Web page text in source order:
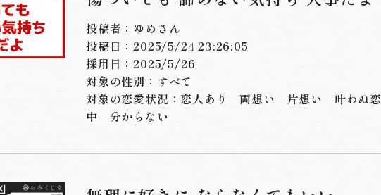
投稿者：ゆめさん
投稿日：2025/5/24 23:26:05
採用日：2025/5/26
対象の性別：すべて
対象の恋愛状況： 恋人あり 両想い 片想い 叶わぬ恋
中
分からない